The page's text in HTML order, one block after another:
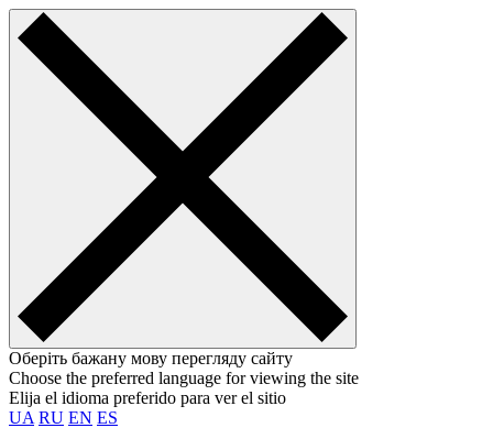
Оберіть бажану мову перегляду сайту
Choose the preferred language for viewing the site
Elija el idioma preferido para ver el sitio
UA RU EN ES